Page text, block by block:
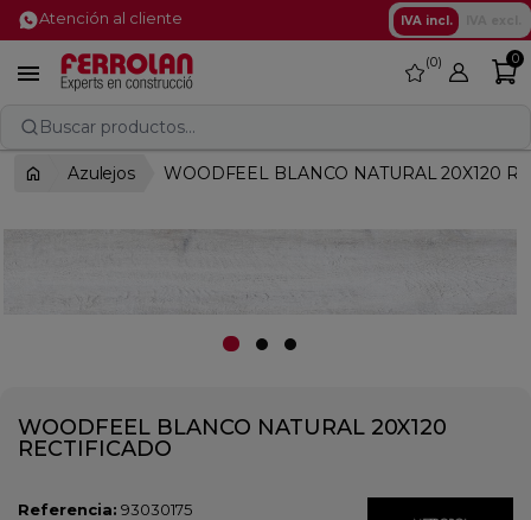
Atención al cliente IVA incl.
 favorite
0 0
Buscar productos...
Azulejos WOODFEEL BLANCO NATURAL 20X120
WOODFEEL BLANCO NATURAL 20X120
RECTIFICADO
Referencia: 93030175